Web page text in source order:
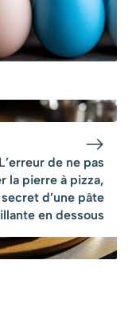
L’erreur de ne pas
la pierre à pizza,
d’une pâte
en dessous